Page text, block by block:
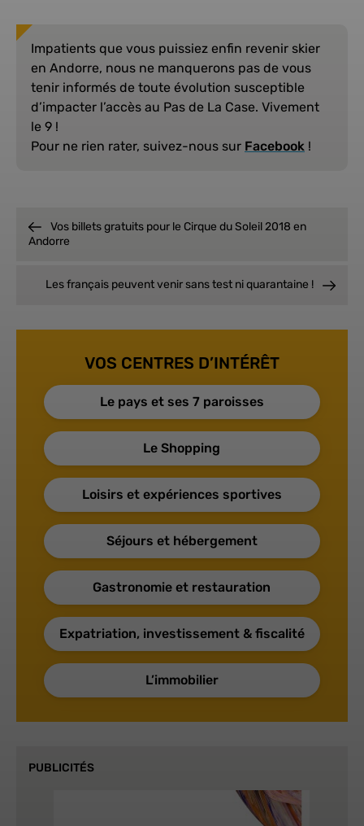
Impatients que vous puissiez enfin revenir skier
en Andorre, nous ne manquerons pas de vous
tenir informés de toute évolution susceptible
d’impacter l’accès au Pas de La Case. Vivement
le 9 !
Pour ne rien rater, suivez-nous sur Facebook !
VOS CENTRES D’INTÉRÊT
Le pays et ses 7 paroisses
Le Shopping
Loisirs et expériences sportives
Séjours et hébergement
Gastronomie et restauration
Expatriation, investissement & fiscalité
L’immobilier
PUBLICITÉS
Vos billets gratuits pour le Cirque du Soleil 2018 en
Andorre
Les français peuvent venir sans test ni quarantaine !